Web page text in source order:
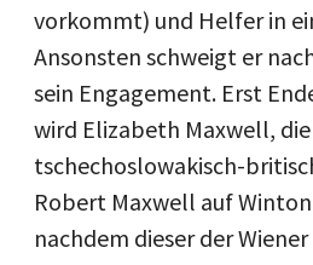
vorkommt) und Helfer in
Ansonsten schweigt er
sein Engagement. Erst
wird Elizabeth Maxwell,
tschechoslowakisch-
Robert Maxwell auf
nachdem dieser der